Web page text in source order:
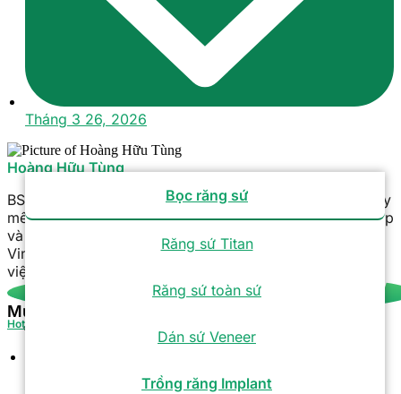
Bọc răng sứ
Răng sứ Titan
Răng sứ toàn sứ
Dán sứ Veneer
Trồng răng Implant
Tra cứu bảo hành
Hotline
Tháng 3 26, 2026
Hoàng Hữu Tùng
BS. CKI Hoàng Hữu Tùng | Hơn 26 năm kinh nghiệm Gây
mê hồi sức, chuyên thực hiện các ca phẫu thuật phức tạp
và bệnh nhân nguy cơ cao. Ông từng làm việc tại
Vinmec, Kangnam và hiện là Phó Trưởng khoa tại Bệnh
viện Răng Hàm Mặt Sài Gòn Tâm Đức.
Mục lục